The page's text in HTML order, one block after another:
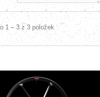
1 – 3 z 3 položek